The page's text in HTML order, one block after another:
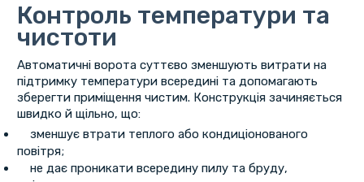
Контроль температури та
чистоти
Автоматичні ворота суттєво зменшують витрати на
підтримку температури всередині та допомагають
зберегти приміщення чистим. Конструкція зачиняється
швидко й щільно, що:
зменшує втрати теплого або кондиціонованого
повітря;
не дає проникати всередину пилу та бруду,